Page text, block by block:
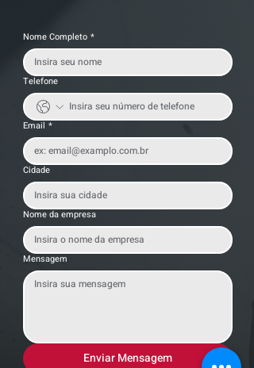
Nome Completo *
Telefone
Email *
Cidade
Nome da empresa
Mensagem
Enviar Mensagem